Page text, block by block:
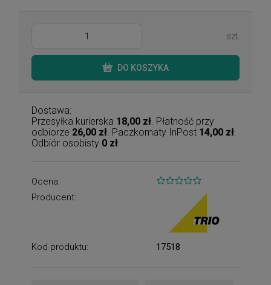
szt.
DO KOSZYKA
Dostawa:
Przesyłka kurierska 18,00 zł. Płatność przy
odbiorze 26,00 zł. Paczkomaty InPost 14,00 zł.
Odbiór osobisty 0 zł
Ocena:
Producent:
Kod produktu: 17518